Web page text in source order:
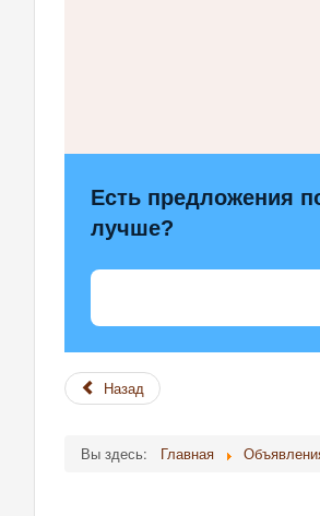
Есть предложения
лучше?
Назад
Вы здесь: Главная